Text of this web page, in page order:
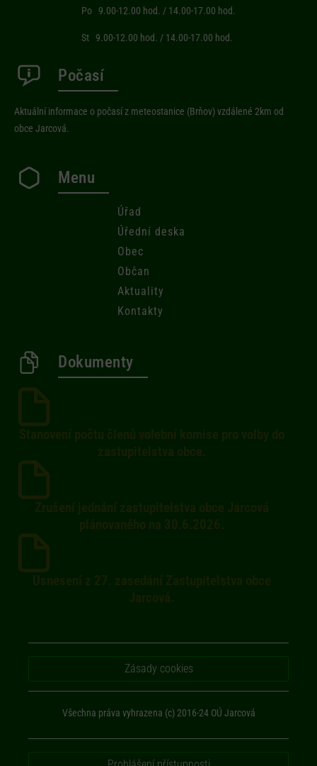
Po 9.00-12.00 hod. / 14.00-17.00 hod.
St 9.00-12.00 hod. / 14.00-17.00 hod.
Počasí
Aktuální informace o počasí z meteostanice (Brňov) vzdálené 2km od
obce Jarcová.
Menu
Úřad
Úřední deska
Obec
Občan
Aktuality
Kontakty
Dokumenty
Zásady cookies
Všechna práva vyhrazena (c) 2016-24 OÚ Jarcová